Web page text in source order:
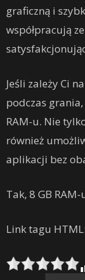
graficzną i
współpracują
Jeśli zależy Ci
podczas
RAM-u. Nie
również
aplikacji bez
Tak, 8 GB
Link tagu HTML: